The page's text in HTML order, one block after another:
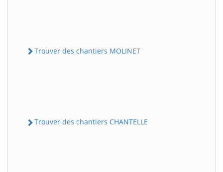
Trouver des chantiers MOLINET
Trouver des chantiers CHANTELLE